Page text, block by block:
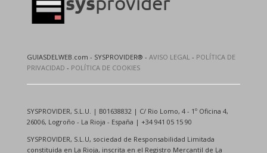
GUIASDELWEB.com - SYSPROVIDER® - AVISO LEGAL - POLÍTICA DE
PRIVACIDAD - POLÍTICA DE COOKIES
SYSPROVIDER, S.L.U. | B01638832 | C/ Rio Lomo, 4 - 1º Oficina 4,
26006, Logroño - La Rioja - España | +34 941 05 15 90
SYSPROVIDER, S.L.U, sociedad de Responsabilidad Limitada
constituida en La Rioja, inscrita en el Registro Mercantil de La